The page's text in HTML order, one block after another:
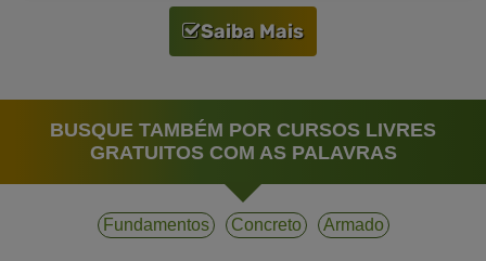
Saiba Mais
BUSQUE TAMBÉM POR CURSOS LIVRES
GRATUITOS COM AS PALAVRAS
Fundamentos Concreto Armado